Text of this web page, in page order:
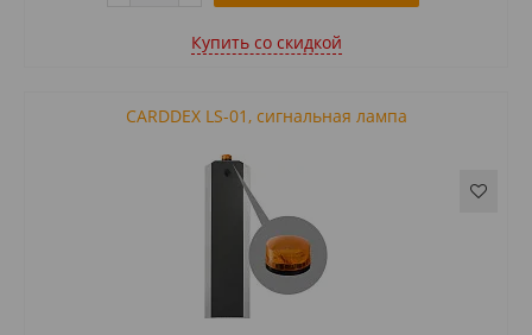
Купить cо скидкой
CARDDEX LS-01, сигнальная лампа